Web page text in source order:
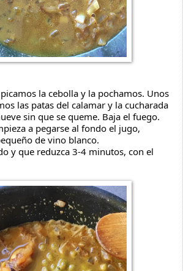
la cebolla y la pochamos. Unos
las patas del calamar y la cucharada
sin que se queme. Baja el fuego.
a pegarse al fondo el jugo,
de vino blanco.
y que reduzca 3-4 minutos, con el